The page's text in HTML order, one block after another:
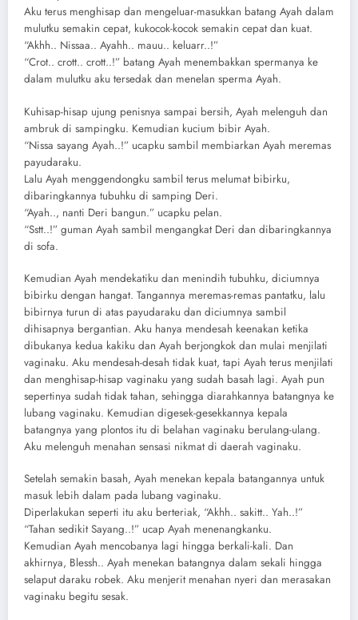
Aku terus menghisap dan mengeluar-masukkan batang Ayah dalam
mulutku semakin cepat, kukocok-kocok semakin cepat dan kuat.
“Akhh.. Nissaa.. Ayahh.. mauu.. keluarr..!”
“Crot.. crott.. crott..!” batang Ayah menembakkan spermanya ke
dalam mulutku aku tersedak dan menelan sperma Ayah.
Kuhisap-hisap ujung penisnya sampai bersih, Ayah melenguh dan
ambruk di sampingku. Kemudian kucium bibir Ayah.
“Nissa sayang Ayah..!” ucapku sambil membiarkan Ayah meremas
payudaraku.
Lalu Ayah menggendongku sambil terus melumat bibirku,
dibaringkannya tubuhku di samping Deri.
“Ayah.., nanti Deri bangun.” ucapku pelan.
“Sstt..!” guman Ayah sambil mengangkat Deri dan dibaringkannya
di sofa.
Kemudian Ayah mendekatiku dan menindih tubuhku, diciumnya
bibirku dengan hangat. Tangannya meremas-remas pantatku, lalu
bibirnya turun di atas payudaraku dan diciumnya sambil
dihisapnya bergantian. Aku hanya mendesah keenakan ketika
dibukanya kedua kakiku dan Ayah berjongkok dan mulai menjilati
vaginaku. Aku mendesah-desah tidak kuat, tapi Ayah terus menjilati
dan menghisap-hisap vaginaku yang sudah basah lagi. Ayah pun
sepertinya sudah tidak tahan, sehingga diarahkannya batangnya ke
lubang vaginaku. Kemudian digesek-gesekkannya kepala
batangnya yang plontos itu di belahan vaginaku berulang-ulang.
Aku melenguh menahan sensasi nikmat di daerah vaginaku.
Setelah semakin basah, Ayah menekan kepala batangannya untuk
masuk lebih dalam pada lubang vaginaku.
Diperlakukan seperti itu aku berteriak, “Akhh.. sakitt.. Yah..!”
“Tahan sedikit Sayang..!” ucap Ayah menenangkanku.
Kemudian Ayah mencobanya lagi hingga berkali-kali. Dan
akhirnya, Blessh.. Ayah menekan batangnya dalam sekali hingga
selaput daraku robek. Aku menjerit menahan nyeri dan merasakan
vaginaku begitu sesak.